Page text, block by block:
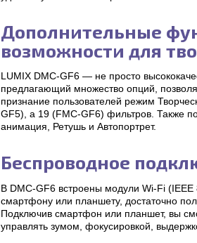
Дополнительные
возможности для
LUMIX DMC-GF6 — не просто
предлагающий множество опций,
признание пользователей режим
GF5), а 19 (FMC-GF6) фильтров. Также
анимация, Ретушь и Автопортрет.
Беспроводное
В DMC-GF6 встроены модули Wi-Fi
смартфону или планшету, достаточно
Подключив смартфон или планшет, вы
управлять зумом, фокусировкой,